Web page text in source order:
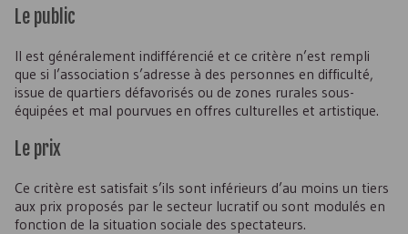
Le public
Il est généralement indifférencié et ce critère n’est rempli
que si l’association s’adresse à des personnes en difficulté,
issue de quartiers défavorisés ou de zones rurales sous-
équipées et mal pourvues en offres culturelles et artistique.
Le prix
Ce critère est satisfait s’ils sont inférieurs d’au moins un tiers
aux prix proposés par le secteur lucratif ou sont modulés en
fonction de la situation sociale des spectateurs.